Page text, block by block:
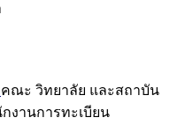
คณะ วิทยาลัย และสถาบัน
งานการทะเบียน